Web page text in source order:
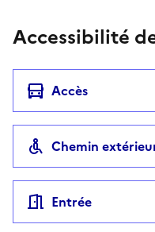
Accessibilité
Accès
Chemin
Entrée